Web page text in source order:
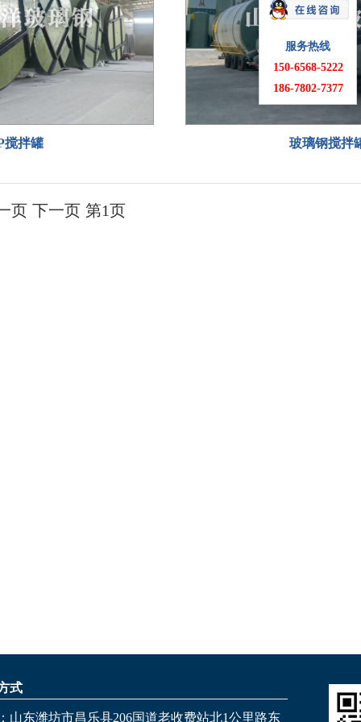
搅拌罐 玻璃钢搅拌
页 下一页 第1页
式
山东潍坊市昌乐县206国道老收费站北1公里路东
服务热线
150-6568-5222
186-7802-7377